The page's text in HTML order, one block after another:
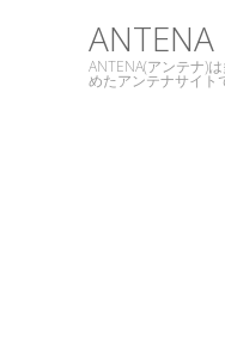
ANTENA
ANTENA(アンテナ)
めたアンテナサイト